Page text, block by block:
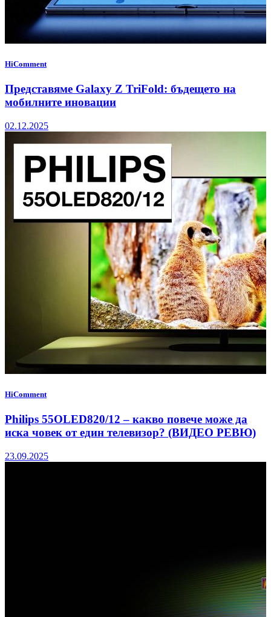
HiComment
Представяме Galaxy Z TriFold: бъдещето на
мобилните иновации
02.12.2025
HiComment
Philips 55OLED820/12 – какво повече може да
иска човек от един телевизор? (ВИДЕО РЕВЮ)
23.09.2025